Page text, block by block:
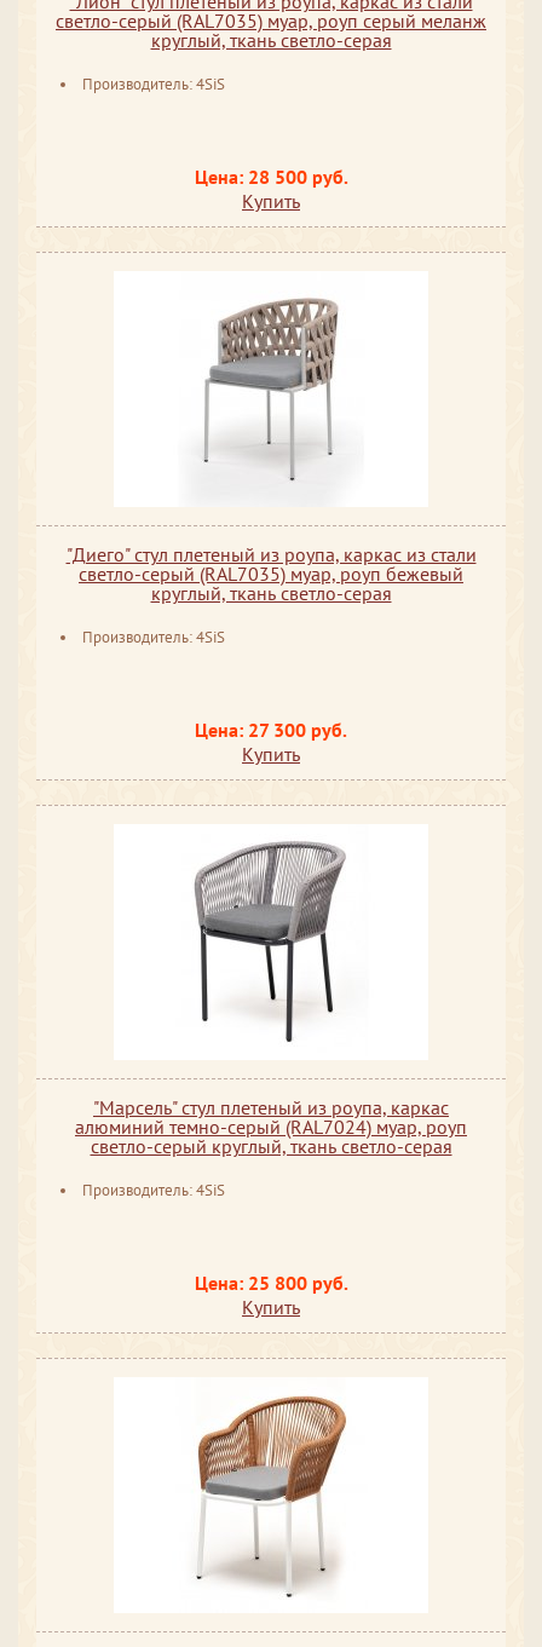
светло-серый (RAL7035) муар, роуп серый меланж
круглый, ткань светло-серая
Производитель: 4SiS
Цена: 28 500 руб.
Купить
"Диего" стул плетеный из роупа, каркас из стали
светло-серый (RAL7035) муар, роуп бежевый
круглый, ткань светло-серая
Производитель: 4SiS
Цена: 27 300 руб.
Купить
"Марсель" стул плетеный из роупа, каркас
алюминий темно-серый (RAL7024) муар, роуп
светло-серый круглый, ткань светло-серая
Производитель: 4SiS
Цена: 25 800 руб.
Купить